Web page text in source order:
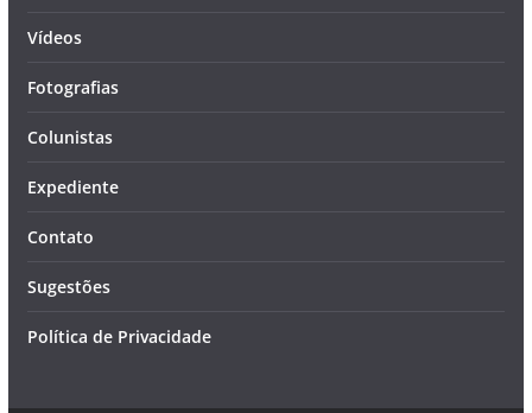
Vídeos
Fotografias
Colunistas
Expediente
Contato
Sugestões
Política de Privacidade